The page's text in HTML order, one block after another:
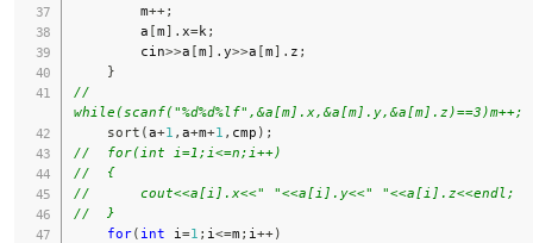
        m
++;
        a
[m] . x=k ;
        cin
>>a [m] . y>>a [m] . z ;
}
//
while(scanf("%d%d%lf",&a[m].x,&a[m].y,&a[m].z)==3)m++;
sort (a+1 , a+m+1 , cmp ) ;
//  for(int i=1;i<=n;i++)
//  {
//      cout<<a[i].x<<" "<<a[i].y<<" "<<a[i].z<<endl;
//  }
for( int i =1 ; i <=m ; i ++)